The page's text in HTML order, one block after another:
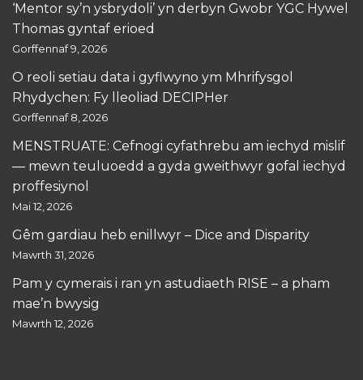
‘Mentor sy’n ysbrydoli’ yn derbyn Gwobr YGC Hywel
Thomas gyntaf erioed
Gorffennaf 9, 2026
O reoli setiau data i gyflwyno ym Mhrifysgol
Rhydychen: Fy lleoliad DECIPHer
Gorffennaf 8, 2026
MENSTRUATE: Cefnogi cyfathrebu am iechyd mislif
— mewn teuluoedd a gyda gweithwyr gofal iechyd
proffesiynol
Mai 12, 2026
Gêm gardiau heb enillwyr – Dice and Disparity
Mawrth 31, 2026
Pam y cymerais i ran yn astudiaeth RISE – a pham
mae’n bwysig
Mawrth 12, 2026